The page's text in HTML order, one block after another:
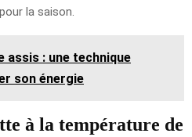
la saison.
assis : une technique
son énergie
à la température de